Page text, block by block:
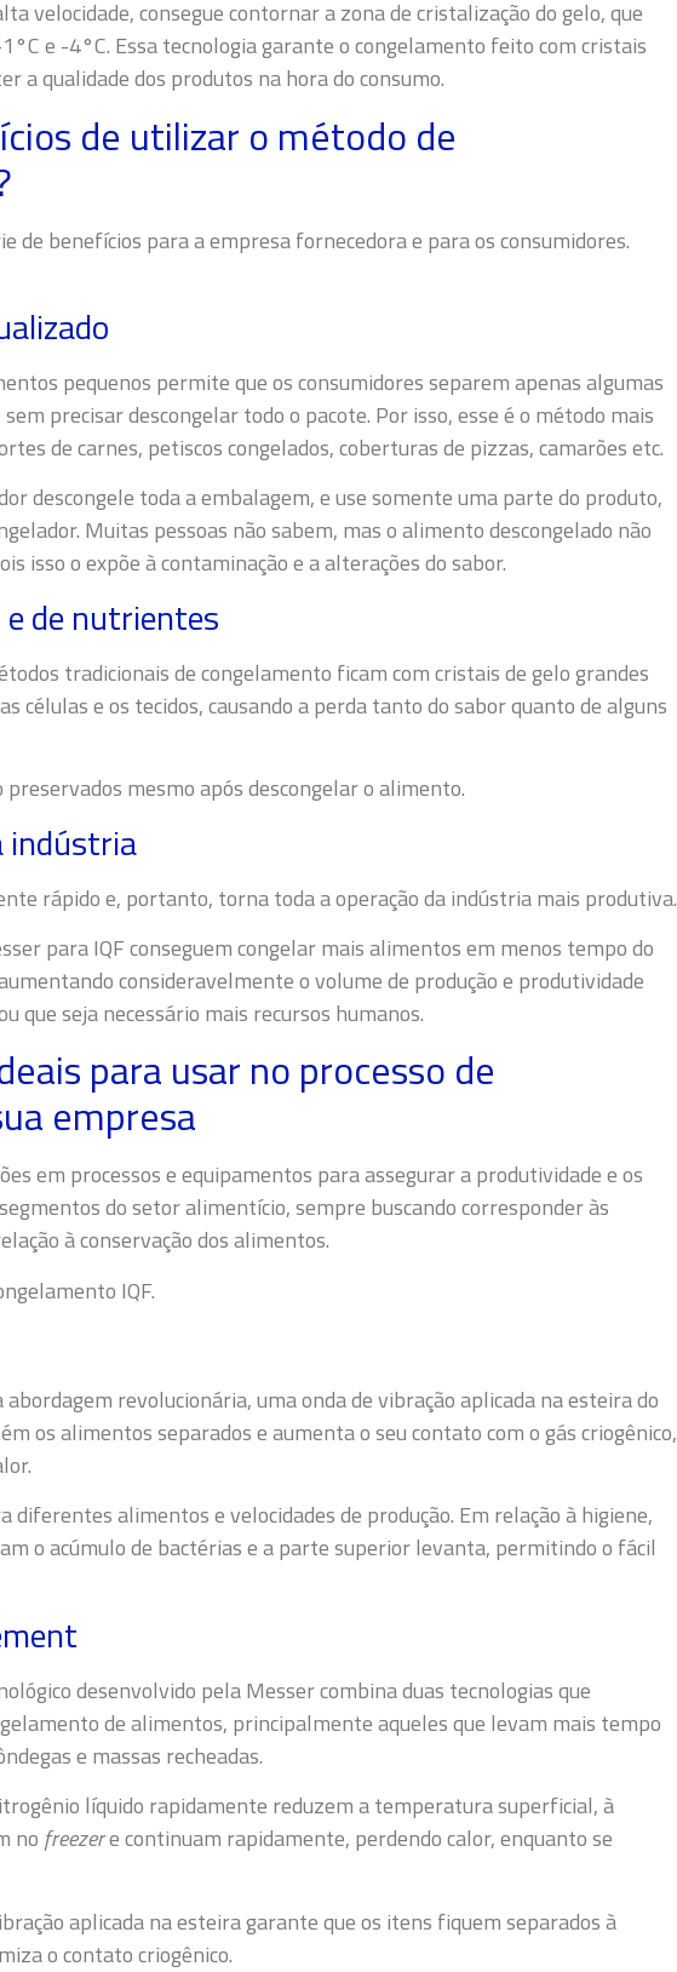
velocidade, consegue contornar a zona de cristalização do gelo, que
e -4°C. Essa tecnologia garante o congelamento feito com cristais
a qualidade dos produtos na hora do consumo.
de utilizar o método de
de benefícios para a empresa fornecedora e para os consumidores.
pequenos permite que os consumidores separem apenas algumas
precisar descongelar todo o pacote. Por isso, esse é o método mais
de carnes, petiscos congelados, coberturas de pizzas, camarões etc.
descongele toda a embalagem, e use somente uma parte do produto,
Muitas pessoas não sabem, mas o alimento descongelado não
isso o expõe à contaminação e a alterações do sabor.
e de nutrientes
tradicionais de congelamento ficam com cristais de gelo grandes
células e os tecidos, causando a perda tanto do sabor quanto de alguns
preservados mesmo após descongelar o alimento.
indústria
rápido e, portanto, torna toda a operação da indústria mais produtiva.
para IQF conseguem congelar mais alimentos em menos tempo do
consideravelmente o volume de produção e produtividade
que seja necessário mais recursos humanos.
para usar no processo de
empresa
em processos e equipamentos para assegurar a produtividade e os
do setor alimentício, sempre buscando corresponder às
à conservação dos alimentos.
IQF.
revolucionária, uma onda de vibração aplicada na esteira do
os alimentos separados e aumenta o seu contato com o gás criogênico,
diferentes alimentos e velocidades de produção. Em relação à higiene,
o acúmulo de bactérias e a parte superior levanta, permitindo o fácil
desenvolvido pela Messer combina duas tecnologias que
de alimentos, principalmente aqueles que levam mais tempo
e massas recheadas.
líquido rapidamente reduzem a temperatura superficial, à
no freezere continuam rapidamente, perdendo calor, enquanto se
aplicada na esteira garante que os itens fiquem separados à
o contato criogênico.